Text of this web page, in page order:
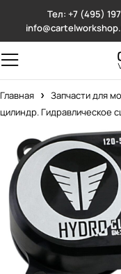
Тел: +7 (495)
Главная Запчасти для
цилиндр. Гидравлическое